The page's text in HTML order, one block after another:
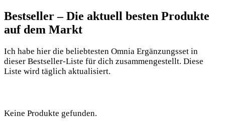
Bestseller – Die aktuell besten Produkte
auf dem Markt
Ich habe hier die beliebtesten Omnia Ergänzungsset in
dieser Bestseller-Liste für dich zusammengestellt. Diese
Liste wird täglich aktualisiert.
Keine Produkte gefunden.